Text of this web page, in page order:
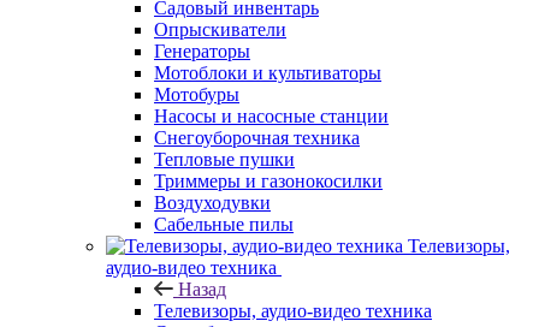
Садовый инвентарь
Опрыскиватели
Генераторы
Мотоблоки и культиваторы
Мотобуры
Насосы и насосные станции
Снегоуборочная техника
Тепловые пушки
Триммеры и газонокосилки
Воздуходувки
Сабельные пилы
Телевизоры,
аудио-видео техника
Назад
Телевизоры, аудио-видео техника